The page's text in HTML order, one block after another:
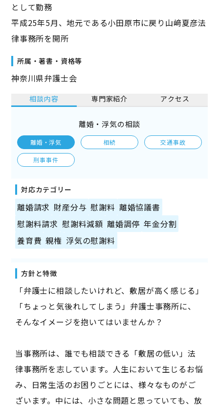
として勤務
平成25年5月、地元である小田原市に戻り山﨑夏彦法
律事務所を開所
所属・著書・資格等
神奈川県弁護士会
相談内容 専門家紹介 アクセス
離婚・浮気の相談
離婚・浮気 相続 交通事故
刑事事件
対応カテゴリー
離婚請求 財産分与 慰謝料 離婚協議書
慰謝料請求 慰謝料減額 離婚調停 年金分割
養育費 親権 浮気の慰謝料
方針と特徴
「弁護士に相談したいけれど、敷居が高く感じる」
「ちょっと気後れしてしまう」弁護士事務所に、
そんなイメージを抱いてはいませんか？
当事務所は、誰でも相談できる「敷居の低い」法
律事務所を志しています。人生において生じるお悩
み、日常生活のお困りごとには、様々なものがご
ざいます。中には、小さな問題と思っていても、放